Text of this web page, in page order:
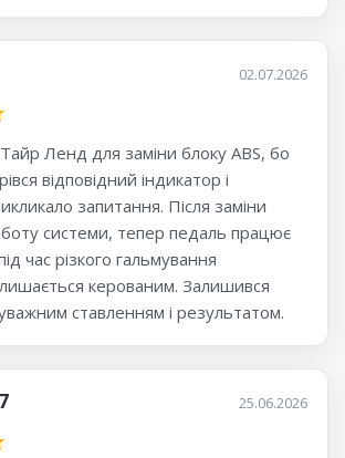
02.07.2026
Ленд для заміни блоку ABS, бо
відповідний індикатор і
запитання. Після заміни
системи, тепер педаль працює
час різкого гальмування
керованим. Залишився
ставленням і результатом.
25.06.2026